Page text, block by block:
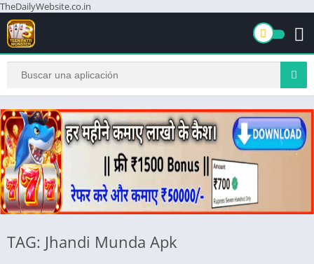
TheDailyWebsite.co.in
TAG: Jhandi Munda Apk